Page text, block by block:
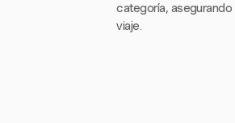
categoría,
viaje.